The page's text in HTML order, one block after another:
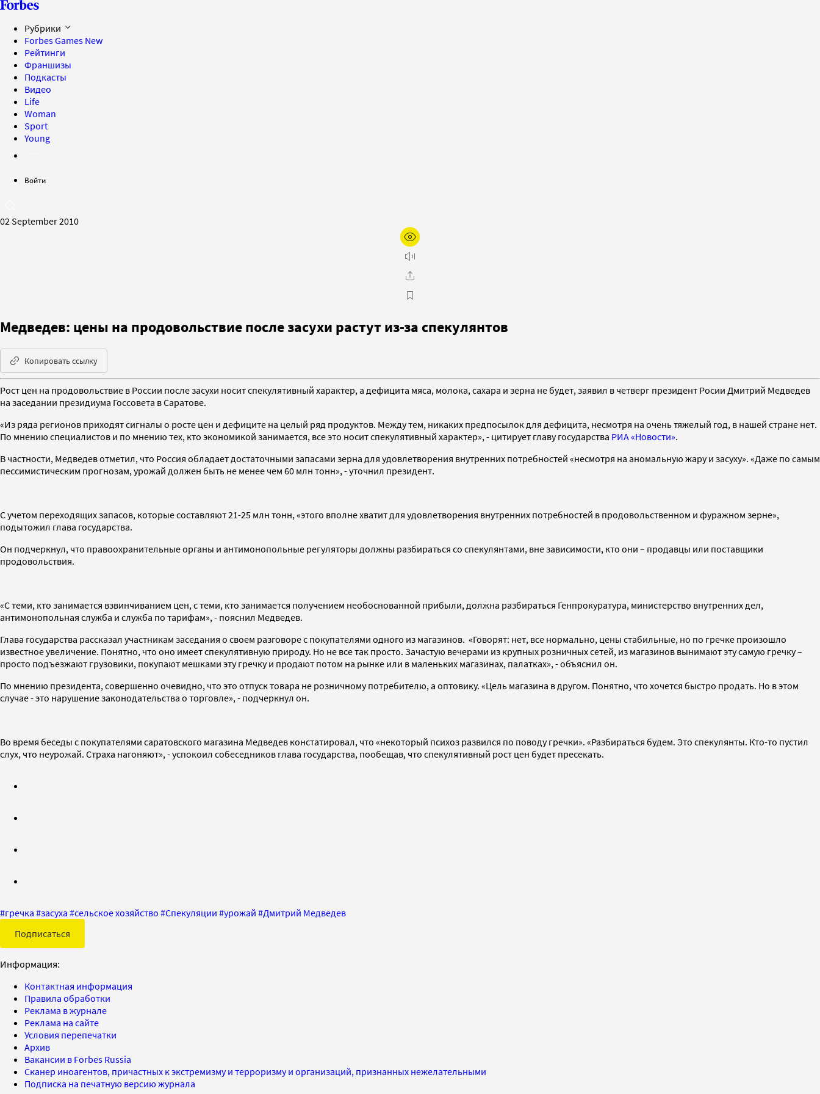
Рубрики
Forbes Games New
Рейтинги
Франшизы
Подкасты
Видео
Life
Woman
Sport
Young
Войти
02 September 2010
Медведев: цены на продовольствие после засухи растут из-за спекулянтов
Копировать ссылку
Рост цен на продовольствие в России после засухи носит спекулятивный характер, а дефицита мяса, молока, сахара и зерна не будет, заявил в четверг президент Росии Дмитрий Медведев
на заседании президиума Госсовета в Саратове.
«Из ряда регионов приходят сигналы о росте цен и дефиците на целый ряд продуктов. Между тем, никаких предпосылок для дефицита, несмотря на очень тяжелый год, в нашей стране нет.
По мнению специалистов и по мнению тех, кто экономикой занимается, все это носит спекулятивный характер», - цитирует главу государства РИА «Новости».
В частности, Медведев отметил, что Россия обладает достаточными запасами зерна для удовлетворения внутренних потребностей «несмотря на аномальную жару и засуху». «Даже по самым
пессимистическим прогнозам, урожай должен быть не менее чем 60 млн тонн», - уточнил президент.
С учетом переходящих запасов, которые составляют 21-25 млн тонн, «этого вполне хватит для удовлетворения внутренних потребностей в продовольственном и фуражном зерне»,
подытожил глава государства.
Он подчеркнул, что правоохранительные органы и антимонопольные регуляторы должны разбираться со спекулянтами, вне зависимости, кто они – продавцы или поставщики
продовольствия.
«С теми, кто занимается взвинчиванием цен, с теми, кто занимается получением необоснованной прибыли, должна разбираться Генпрокуратура, министерство внутренних дел,
антимонопольная служба и служба по тарифам», - пояснил Медведев.
Глава государства рассказал участникам заседания о своем разговоре с покупателями одного из магазинов. «Говорят: нет, все нормально, цены стабильные, но по гречке произошло
известное увеличение. Понятно, что оно имеет спекулятивную природу. Но не все так просто. Зачастую вечерами из крупных розничных сетей, из магазинов вынимают эту самую гречку –
просто подъезжают грузовики, покупают мешками эту гречку и продают потом на рынке или в маленьких магазинах, палатках», - объяснил он.
По мнению президента, совершенно очевидно, что это отпуск товара не розничному потребителю, а оптовику. «Цель магазина в другом. Понятно, что хочется быстро продать. Но в этом
случае - это нарушение законодательства о торговле», - подчеркнул он.
Во время беседы с покупателями саратовского магазина Медведев констатировал, что «некоторый психоз развился по поводу гречки». «Разбираться будем. Это спекулянты. Кто-то пустил
слух, что неурожай. Страха нагоняют», - успокоил собеседников глава государства, пообещав, что спекулятивный рост цен будет пресекать.
#гречка #засуха #сельское хозяйство #Спекуляции #урожай #Дмитрий Медведев
Подписаться
Информация:
Контактная информация
Правила обработки
Реклама в журнале
Реклама на сайте
Условия перепечатки
Архив
Вакансии в Forbes Russia
Сканер иноагентов, причастных к экстремизму и терроризму и организаций, признанных нежелательными
Подписка на печатную версию журнала